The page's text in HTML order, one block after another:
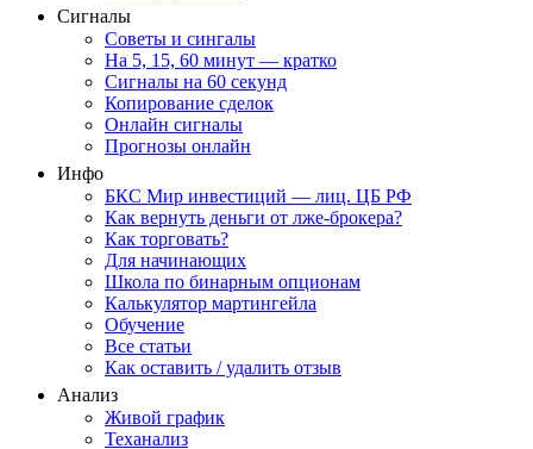
Сигналы
Советы и сингалы
На 5, 15, 60 минут — кратко
Сигналы на 60 секунд
Копирование сделок
Онлайн сигналы
Прогнозы онлайн
Инфо
БКС Мир инвестиций — лиц. ЦБ РФ
Как вернуть деньги от лже-брокера?
Как торговать?
Для начинающих
Школа по бинарным опционам
Калькулятор мартингейла
Обучение
Все статьи
Как оставить / удалить отзыв
Анализ
Живой график
Теханализ